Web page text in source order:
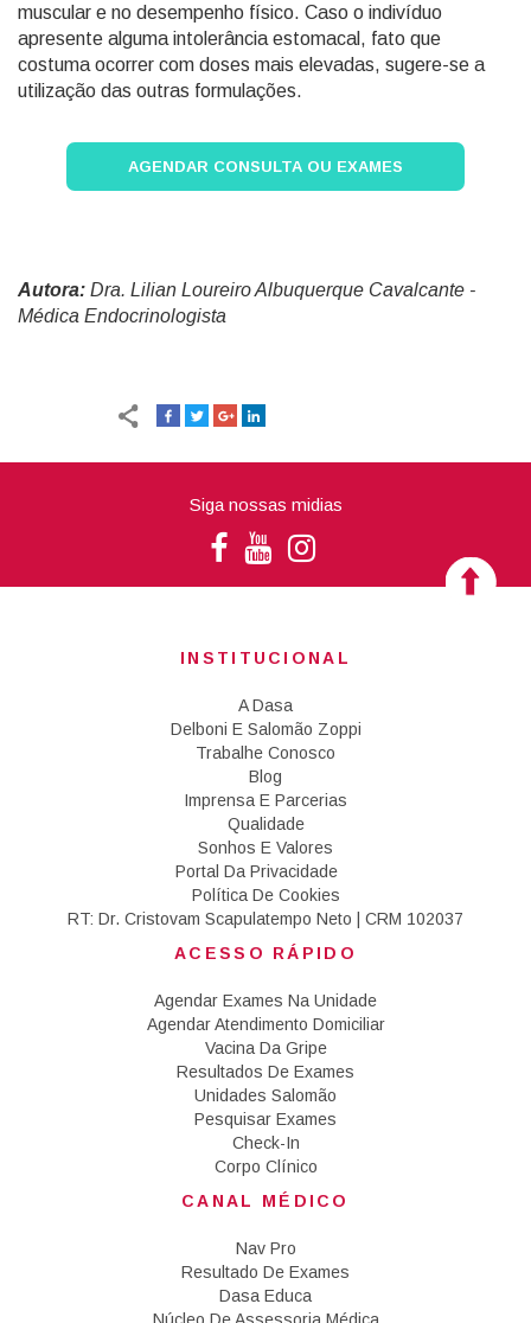
muscular e no desempenho físico. Caso o indivíduo
apresente alguma intolerância estomacal, fato que
costuma ocorrer com doses mais elevadas, sugere-se a
utilização das outras formulações.
AGENDAR CONSULTA OU EXAMES
Autora: Dra. Lilian Loureiro Albuquerque Cavalcante -
Médica Endocrinologista
Siga nossas midias
INSTITUCIONAL
A Dasa
Delboni E Salomão Zoppi
Trabalhe Conosco
Blog
Imprensa E Parcerias
Qualidade
Sonhos E Valores
Portal Da Privacidade
Política De Cookies
RT: Dr. Cristovam Scapulatempo Neto | CRM 102037
ACESSO RÁPIDO
Agendar Exames Na Unidade
Agendar Atendimento Domiciliar
Vacina Da Gripe
Resultados De Exames
Unidades Salomão
Pesquisar Exames
Check-In
Corpo Clínico
CANAL MÉDICO
Nav Pro
Resultado De Exames
Dasa Educa